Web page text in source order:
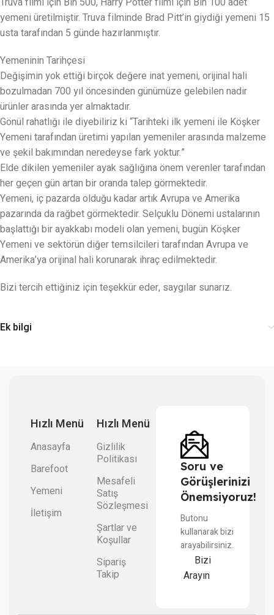
yemeni üretilmiştir. Truva filminde Brad Pitt’in giydiği yemeni 15
usta tarafından 5 günde hazırlanmıştır.
Yemeninin Tarihçesi
Değişimin yok ettiği birçok değere inat yemeni, orijinal hali
bozulmadan 700 yıl öncesinden günümüze gelebilen nadir
ürünler arasında yer almaktadır.
Gönül rahatlığı ile diyebiliriz ki “Tarihteki ilk yemeni ile Köşker
Yemeni tarafından üretimi yapılan yemeniler arasında malzeme
ve şekil bakımından neredeyse fark yoktur.”
Elde dikilen yemeniler ayak sağlığına önem verenler tarafından
her geçen gün artan bir oranda talep görmektedir.
Yemeni, iç pazarda olduğu kadar artık Avrupa ve Amerika
pazarında da rağbet görmektedir. Selçuklu Dönemi ustalarının
başlattığı bir ayakkabı modeli olan yemeni, bugün Köşker
Yemeni ve sektörün diğer temsilcileri tarafından Avrupa ve
Amerika’ya orijinal hali korunarak ihraç edilmektedir.
Bizi tercih ettiğiniz için teşekkür eder, saygılar sunarız.
Ek bilgi
Hızlı Menü
Anasayfa
Barefoot
Yemeni
İletişim
Hızlı Menü
Gizlilik
Politikası
Mesafeli
Satış
Sözleşmesi
Şartlar ve
Koşullar
Sipariş
Takip
Soru ve
Görüşlerinizi
Önemsiyoruz!
Butonu
kullanarak bizi
arayabilirsiniz.
Bizi
Arayın